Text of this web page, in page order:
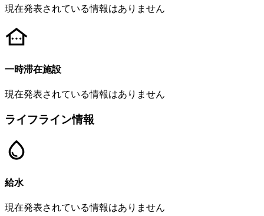
現在発表されている情報はありません
一時滞在施設
現在発表されている情報はありません
ライフライン情報
給水
現在発表されている情報はありません